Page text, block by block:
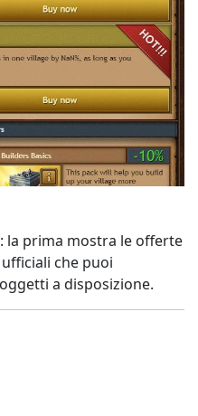
la prima mostra le offerte
che puoi
a disposizione.